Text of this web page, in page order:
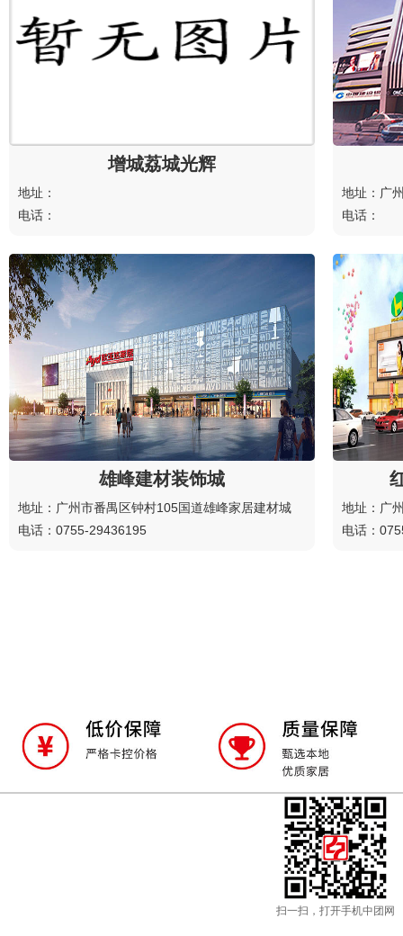
增城荔城光辉
地址：
电话：
地址：广
电话：
雄峰建材装饰城
地址：广州市番禺区钟村105国道雄峰家居建材城
电话：0755-29436195
地址：广
电话：
扫一扫，打开手机中团网